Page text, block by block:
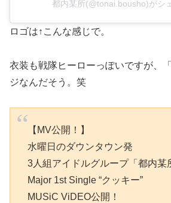
都内某所(@tonai.bousho)がシ
ロゴは↑こんな感じで。
衣装も戦隊ヒーローっぽいですが、「
ジなんだそう。笑
【MV公開！】
水曜日のダウンタウン発
3人組アイドルグループ「都内某
Major 1st Single “クッキー”
MUSiC ViDEO公開！